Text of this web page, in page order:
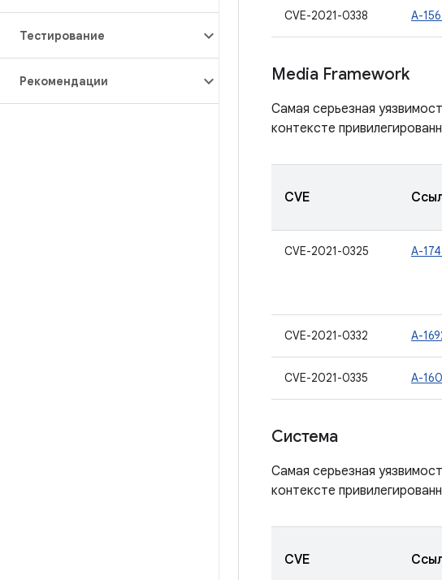
Тестирование
Рекомендации
CVE-2021-0338 A-
Media Framework
Самая серьезная
контексте
CVE
CVE-2021-0325 A-
CVE-2021-0332 A-
CVE-2021-0335 A-
Система
Самая серьезная
контексте
CVE